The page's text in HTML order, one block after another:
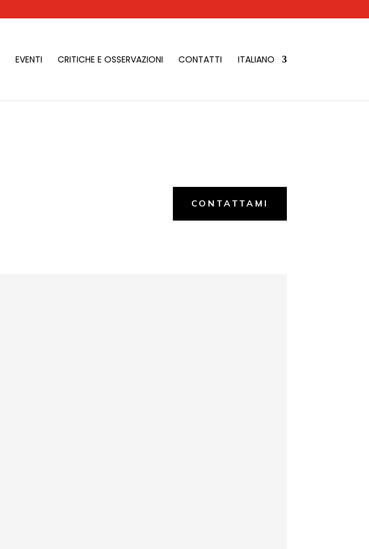
EVENTI CRITICHE E OSSERVAZIONI CONTATTI ITALIANO
CONTATTAMI